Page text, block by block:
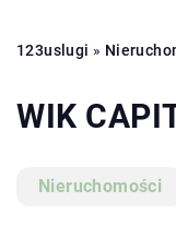
123uslugi »
WIK
Nieruchomości